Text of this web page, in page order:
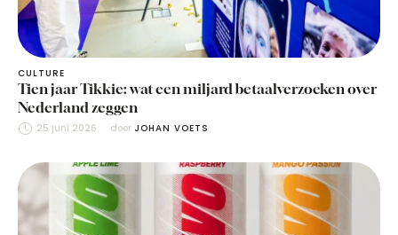
CULTURE
Tien jaar Tikkie: wat een miljard betaalverzoeken over
Nederland zeggen
25 juni 2026 door JOHAN VOETS